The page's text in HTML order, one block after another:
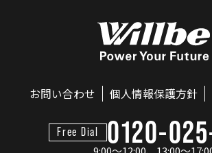
お問い合わせ 個人情報保護方針
Free Dial 0120-